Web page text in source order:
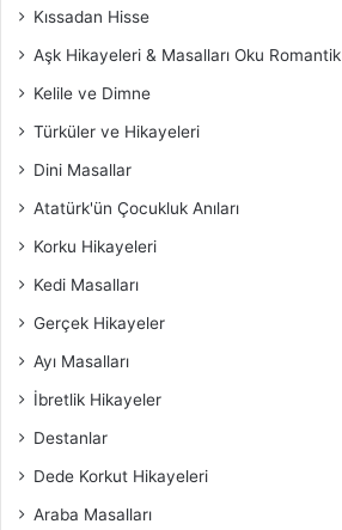
Kıssadan Hisse
Aşk Hikayeleri & Masalları Oku Romantik
Kelile ve Dimne
Türküler ve Hikayeleri
Dini Masallar
Atatürk'ün Çocukluk Anıları
Korku Hikayeleri
Kedi Masalları
Gerçek Hikayeler
Ayı Masalları
İbretlik Hikayeler
Destanlar
Dede Korkut Hikayeleri
Araba Masalları